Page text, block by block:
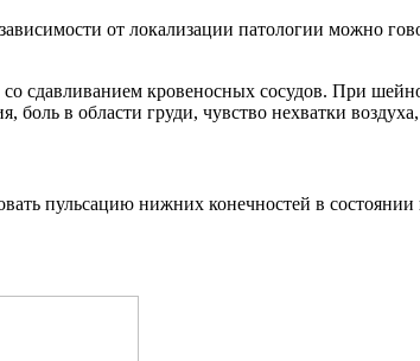
от локализации патологии можно
со сдавливанием кровеносных сосудов. При
в области груди, чувство нехватки
пульсацию нижних конечностей в состоянии